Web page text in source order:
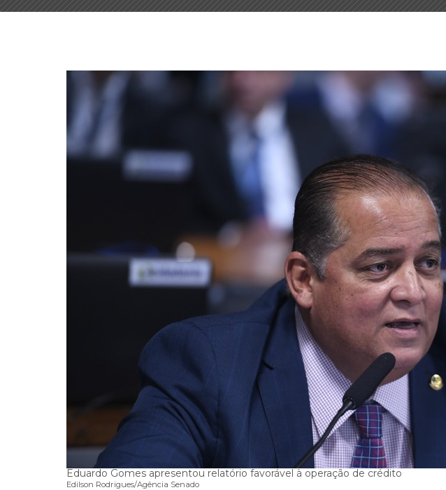
Eduardo Gomes apresentou relatório favorável à operação de crédito
Edilson Rodrigues/Agência Senado